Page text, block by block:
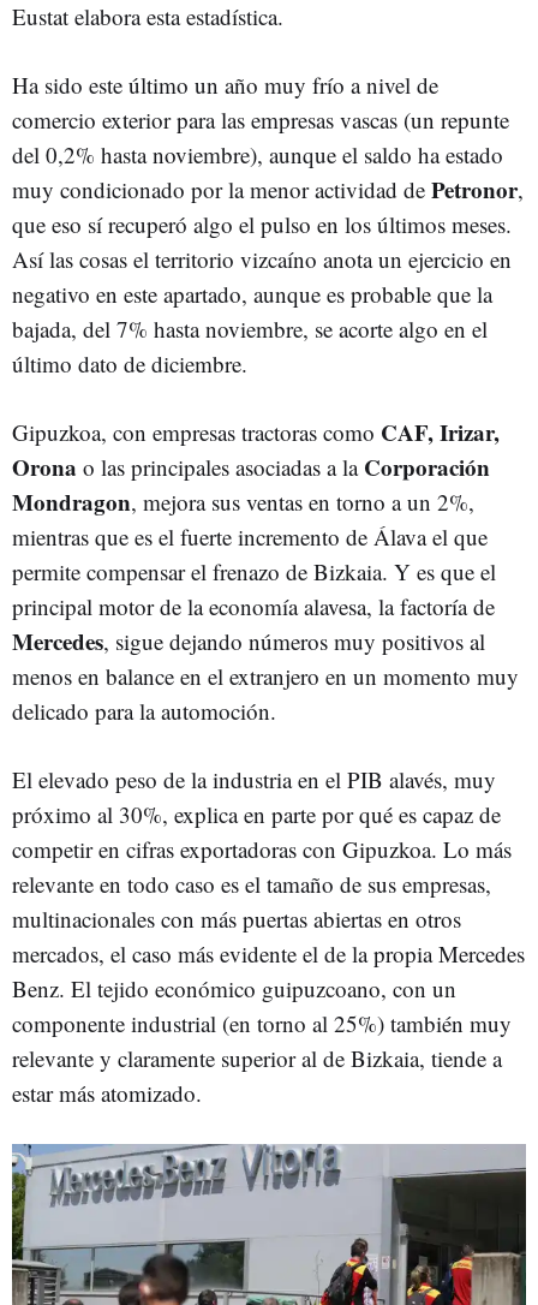
Eustat elabora esta estadística.
Ha sido este último un año muy frío a nivel de
comercio exterior para las empresas vascas (un repunte
del 0,2% hasta noviembre), aunque el saldo ha estado
muy condicionado por la menor actividad de Petronor,
que eso sí recuperó algo el pulso en los últimos meses.
Así las cosas el territorio vizcaíno anota un ejercicio en
negativo en este apartado, aunque es probable que la
bajada, del 7% hasta noviembre, se acorte algo en el
último dato de diciembre.
Gipuzkoa, con empresas tractoras como CAF, Irizar,
Orona o las principales asociadas a la Corporación
Mondragon, mejora sus ventas en torno a un 2%,
mientras que es el fuerte incremento de Álava el que
permite compensar el frenazo de Bizkaia. Y es que el
principal motor de la economía alavesa, la factoría de
Mercedes, sigue dejando números muy positivos al
menos en balance en el extranjero en un momento muy
delicado para la automoción.
El elevado peso de la industria en el PIB alavés, muy
próximo al 30%, explica en parte por qué es capaz de
competir en cifras exportadoras con Gipuzkoa. Lo más
relevante en todo caso es el tamaño de sus empresas,
multinacionales con más puertas abiertas en otros
mercados, el caso más evidente el de la propia Mercedes
Benz. El tejido económico guipuzcoano, con un
componente industrial (en torno al 25%) también muy
relevante y claramente superior al de Bizkaia, tiende a
estar más atomizado.